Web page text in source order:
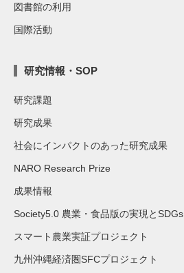
図書館の利用
国際活動
研究情報・SOP
研究課題
研究成果
社会にインパクトのあった研究成果
NARO Research Prize
成果情報
Society5.0 農業・食品版の実現とSDGs
スマート農業実証プロジェクト
九州沖縄経済圏SFCプロジェクト